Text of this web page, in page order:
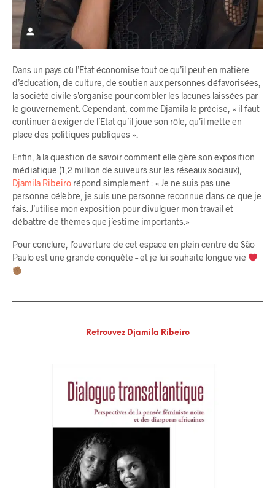
Dans un pays où l’Etat économise tout ce qu’il peut en matière
d’éducation, de culture, de soutien aux personnes défavorisées,
la société civile s’organise pour combler les lacunes laissées par
le gouvernement. Cependant, comme Djamila le précise, « il faut
continuer à exiger de l’Etat qu’il joue son rôle, qu’il mette en
place des politiques publiques ».
Enfin, à la question de savoir comment elle gère son exposition
médiatique (1,2 million de suiveurs sur les réseaux sociaux),
Djamila Ribeiro répond simplement : « Je ne suis pas une
personne célèbre, je suis une personne reconnue dans ce que je
fais. J’utilise mon exposition pour divulguer mon travail et
débattre de thèmes que j’estime importants.»
Pour conclure, l’ouverture de cet espace en plein centre de São
Paulo est une grande conquête – et je lui souhaite longue vie
Retrouvez Djamila Ribeiro